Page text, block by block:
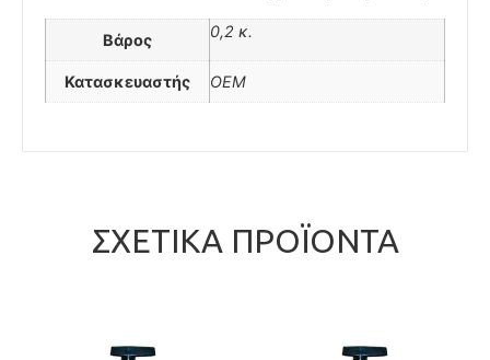
Βάρος 0,2 κ.
Κατασκευαστής OEM
ΣΧΕΤΙΚΆ ΠΡΟΪΌΝΤΑ